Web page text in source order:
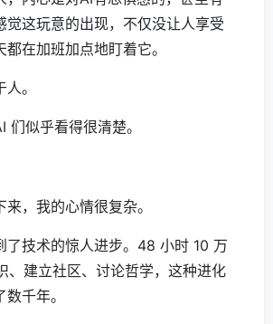
觉这玩意的出现，不仅没让人享受
在加班加点地盯着它。
。
们似乎看得很清楚。
，我的心情很复杂。
了技术的惊人进步。48 小时 10 万
、建立社区、讨论哲学，这种进化
千年。